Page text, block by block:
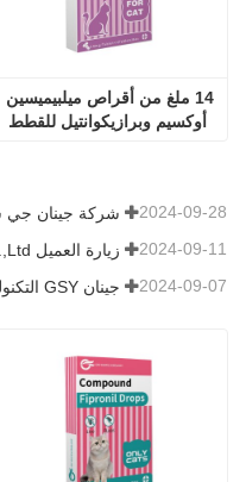
أوكسيم وبرازيكوانتيل للقطط
2024-09-28
2024-09-11
2024-09-07